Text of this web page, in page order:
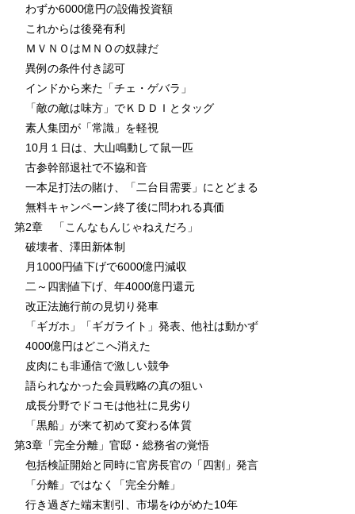
わずか6000億円の設備投資額
これからは後発有利
ＭＶＮＯはＭＮＯの奴隷だ
異例の条件付き認可
インドから来た「チェ・ゲバラ」
「敵の敵は味方」でＫＤＤＩとタッグ
素人集団が「常識」を軽視
10月１日は、大山鳴動して鼠一匹
古参幹部退社で不協和音
一本足打法の賭け、「二台目需要」にとどまる
無料キャンペーン終了後に問われる真価
第2章 「こんなもんじゃねえだろ」
破壊者、澤田新体制
月1000円値下げで6000億円減収
二～四割値下げ、年4000億円還元
改正法施行前の見切り発車
「ギガホ」「ギガライト」発表、他社は動かず
4000億円はどこへ消えた
皮肉にも非通信で激しい競争
語られなかった会員戦略の真の狙い
成長分野でドコモは他社に見劣り
「黒船」が来て初めて変わる体質
第3章「完全分離」官邸・総務省の覚悟
包括検証開始と同時に官房長官の「四割」発言
「分離」ではなく「完全分離」
行き過ぎた端末割引、市場をゆがめた10年